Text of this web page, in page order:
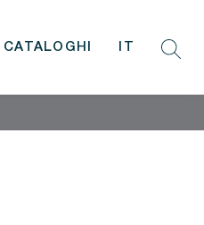
CATALOGHI